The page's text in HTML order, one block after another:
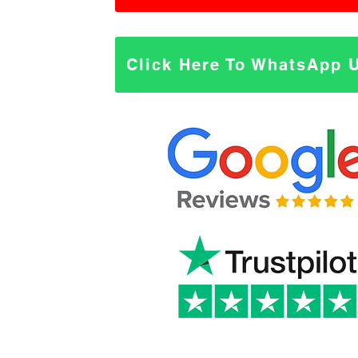
Click Here To WhatsApp